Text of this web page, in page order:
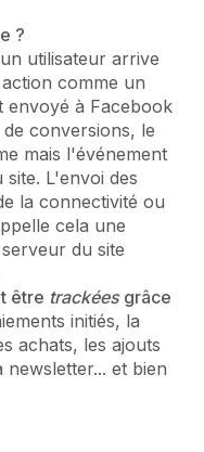
?
utilisateur arrive
comme un
envoyé à Facebook
conversions, le
mais l'événement
L'envoi des
la connectivité ou
cela une
du site
être trackéesgrâce
initiés, la
achats, les ajouts
et bien